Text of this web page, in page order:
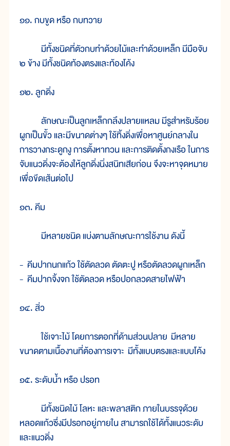
๑๑. กบขูด หรือ กบทวาย
มีทั้งชนิดที่ตัวกบทำด้วยไม้และทำด้วยเหล็ก มีมือจับ
๒ ข้าง มีทั้งชนิดท้องตรงและท้องโค้ง
๑๒. ลูกดิ่ง
ลักษณะเป็นลูกเหล็กกลึงปลายแหลม มีรูสำหรับร้อย
ผูกเป็นขั้ว และมีขนาดต่างๆ ใช้ทิ้งดิ่งเพื่อหาศูนย์กลางใน
การวางกระดูกงู การตั้งหาทวน และการติดตั้งกงเรือ ในการ
จับแนวดิ่งจะต้องให้ลูกดิ่งนิ่งสนิทเสียก่อน จึงจะหาจุดหมาย
เพื่อขีดเส้นต่อไป
๑๓. คีม
มีหลายชนิด แบ่งตามลักษณะการใช้งาน ดังนี้
- คีมปากนกแก้ว ใช้ตัดลวด ตัดตะปู หรือตัดลวดผูกเหล็ก
- คีมปากจิ้งจก ใช้ตัดลวด หรือปอกลวดสายไฟฟ้า
๑๔. สิ่ว
ใช้เจาะไม้ โดยการตอกที่ด้ามส่วนปลาย มีหลาย
ขนาดตามเนื้องานที่ต้องการเจาะ มีทั้งแบบตรงและแบบโค้ง
๑๕. ระดับน้ำ หรือ ปรอท
มีทั้งชนิดไม้ โลหะ และพลาสติก ภายในบรรจุด้วย
หลอดแก้วซึ่งมีปรอทอยู่ภายใน สามารถใช้ได้ทั้งแนวระดับ
และแนวดิ่ง